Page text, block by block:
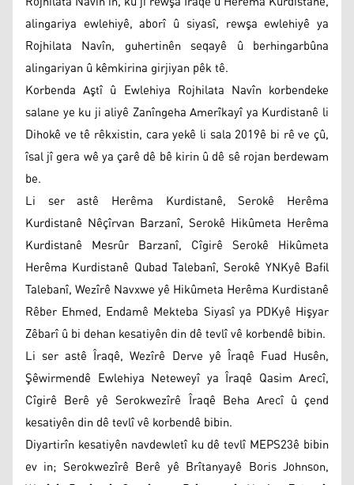
alingariya ewlehiyê, aborî û siyasî, rewşa ewlehiyê ya
Rojhilata Navîn, guhertinên seqayê û berhingarbûna
alingariyan û kêmkirina girjiyan pêk tê.
Korbenda Aştî û Ewlehiya Rojhilata Navîn korbendeke
salane ye ku ji aliyê Zanîngeha Amerîkayî ya Kurdistanê li
Dihokê ve tê rêkxistin, cara yekê li sala 2019ê bi rê ve çû,
îsal jî gera wê ya çarê dê bê kirin û dê sê rojan berdewam
be.
Li ser astê Herêma Kurdistanê, Serokê Herêma
Kurdistanê Nêçîrvan Barzanî, Serokê Hikûmeta Herêma
Kurdistanê Mesrûr Barzanî, Cîgirê Serokê Hikûmeta
Herêma Kurdistanê Qubad Talebanî, Serokê YNKyê Bafil
Talebanî, Wezîrê Navxwe yê Hikûmeta Herêma Kurdistanê
Rêber Ehmed, Endamê Mekteba Siyasî ya PDKyê Hişyar
Zêbarî û bi dehan kesatiyên din dê tevlî vê korbendê bibin.
Li ser astê Îraqê, Wezîrê Derve yê Îraqê Fuad Husên,
Şêwirmendê Ewlehiya Neteweyî ya Îraqê Qasim Arecî,
Cîgirê Berê yê Serokwezîrê Îraqê Beha Arecî û çend
kesatiyên din dê tevlî vê korbendê bibin.
Diyartirîn kesatiyên navdewletî ku dê tevlî MEPS23ê bibin
ev in; Serokwezîrê Berê yê Brîtanyayê Boris Johnson,